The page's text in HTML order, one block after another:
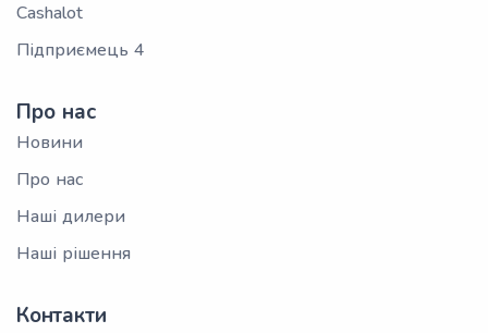
Cashalot
Підприємець 4
Про нас
Новини
Про нас
Наші дилери
Наші рішення
Контакти